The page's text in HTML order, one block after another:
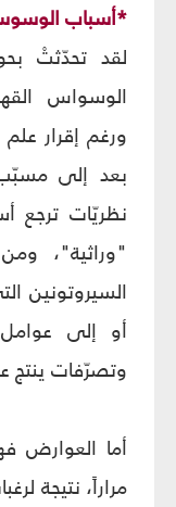
*أسباب
لقد تحدّثتْ
الوسواس
ورغم إقرار
بعد إلى
نظريّات ترجع
"وراثية"،
السيروتونين
أو إلى
وتصرّفات ينتج
أما العوارض
مراراً، نتيجة